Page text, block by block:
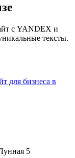
с YANDEX и
тексты.
для бизнеса в
5